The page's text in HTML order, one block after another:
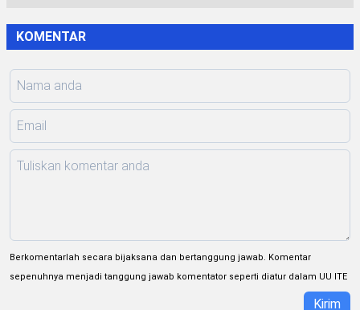
KOMENTAR
Berkomentarlah secara bijaksana dan bertanggung jawab. Komentar
sepenuhnya menjadi tanggung jawab komentator seperti diatur dalam UU ITE
Kirim